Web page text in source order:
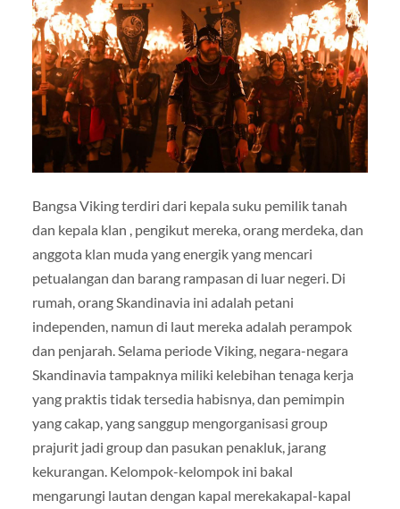
Bangsa Viking terdiri dari kepala suku pemilik tanah
dan kepala klan , pengikut mereka, orang merdeka, dan
anggota klan muda yang energik yang mencari
petualangan dan barang rampasan di luar negeri. Di
rumah, orang Skandinavia ini adalah petani
independen, namun di laut mereka adalah perampok
dan penjarah. Selama periode Viking, negara-negara
Skandinavia tampaknya miliki kelebihan tenaga kerja
yang praktis tidak tersedia habisnya, dan pemimpin
yang cakap, yang sanggup mengorganisasi group
prajurit jadi group dan pasukan penakluk, jarang
kekurangan. Kelompok-kelompok ini bakal
mengarungi lautan dengan kapal merekakapal-kapal